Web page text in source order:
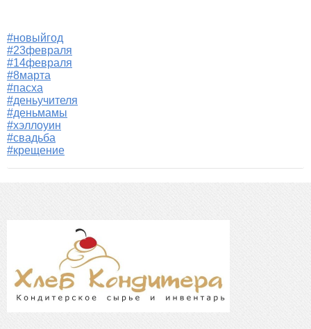
#новыйгод
#23февраля
#14февраля
#8марта
#пасха
#деньучителя
#деньмамы
#хэллоуин
#свадьба
#крещение